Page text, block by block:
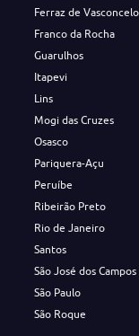
Ferraz de
Franco da Rocha
Guarulhos
Itapevi
Lins
Mogi das Cruzes
Osasco
Pariquera-Açu
Peruíbe
Ribeirão Preto
Rio de Janeiro
Santos
São José dos Campos
São Paulo
São Roque